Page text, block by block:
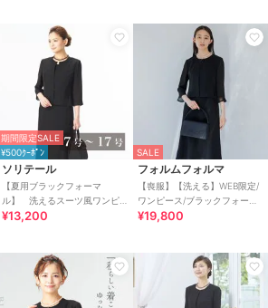
期間限定SALE
¥500ｸｰﾎﾟﾝ
ソリテール
【夏用ブラックフォーマ
ル】 洗えるスーツ風ワンピ
ース/レディース/喪服/礼服/法
¥13,200
SALE
フォルムフォルマ
【喪服】【洗える】WEB限定/
ワンピース/ブラックフォーマ
ル/夏
¥19,800